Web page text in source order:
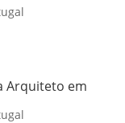
Arquiteto em